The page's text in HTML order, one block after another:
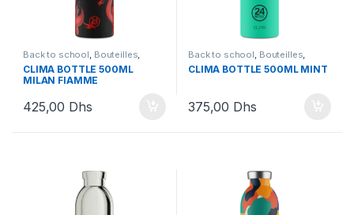
Back to school, Bouteilles,
Bouteilles et Lunchbox
CLIMA BOTTLE 500ML
MILAN FIAMME
425,00 Dhs
Back to school, Bouteilles,
Bouteilles et Lunchbox
CLIMA BOTTLE 500ML MINT
375,00 Dhs